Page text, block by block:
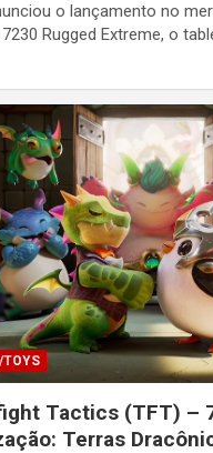
o lançamento no
Rugged Extreme, o
Tactics (TFT) –
Terras